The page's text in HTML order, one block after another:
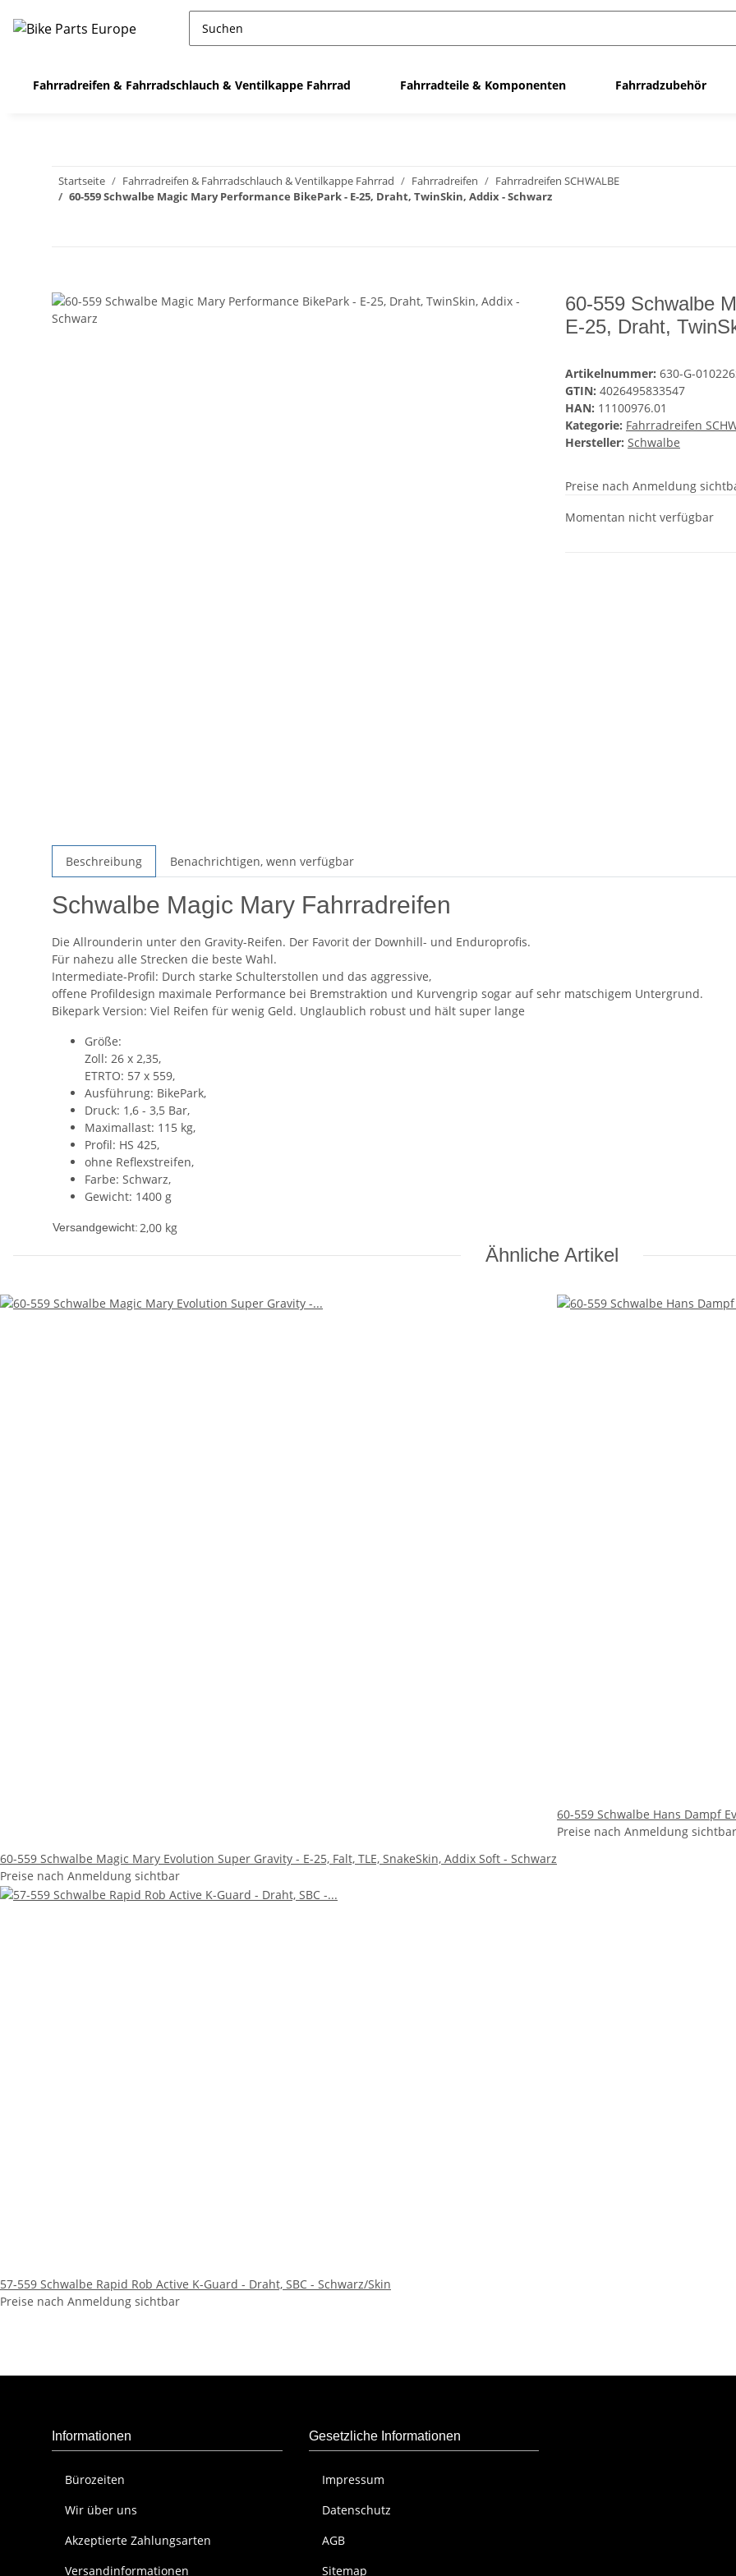
Fahrradreifen & Fahrradschlauch & Ventilkappe Fahrrad Fahrradteile & Komponenten Fahrradzubehör
Startseite Fahrradreifen & Fahrradschlauch & Ventilkappe Fahrrad Fahrradreifen
Fahrradreifen SCHWALBE
60-559 Schwalbe Magic Mary Performance BikePark - E-25, Draht, TwinSkin, Addix - Schwarz
60-559 Schwalbe
E-25, Draht,
Artikelnummer: 630-G-
GTIN: 4026495833547
HAN: 11100976.01
Kategorie: Fahrradreifen
Hersteller: Schwalbe
Preise nach Anmeldung
Momentan nicht verfügbar
Beschreibung Benachrichtigen, wenn verfügbar
Schwalbe Magic Mary Fahrradreifen
Die Allrounderin unter den Gravity-Reifen. Der Favorit der Downhill- und Enduroprofis.
Für nahezu alle Strecken die beste Wahl.
Intermediate-Profil: Durch starke Schulterstollen und das aggressive,
offene Profildesign maximale Performance bei Bremstraktion und Kurvengrip sogar auf sehr matschigem Untergrund.
Bikepark Version: Viel Reifen für wenig Geld. Unglaublich robust und hält super lange
Größe:
Zoll: 26 x 2,35,
ETRTO: 57 x 559,
Ausführung: BikePark,
Druck: 1,6 - 3,5 Bar,
Maximallast: 115 kg,
Profil: HS 425,
ohne Reflexstreifen,
Farbe: Schwarz,
Gewicht: 1400 g
Versandgewicht:2,00 kg
Ähnliche Artikel
60-559 Schwalbe Magic Mary Evolution Super Gravity - E-25, Falt, TLE, SnakeSkin, Addix Soft - Schwarz
Preise nach Anmeldung sichtbar
60-559 Schwalbe Hans Dampf
Preise nach Anmeldung sichtbar
57-559 Schwalbe Rapid Rob Active K-Guard - Draht, SBC - Schwarz/Skin
Preise nach Anmeldung sichtbar
Informationen
Bürozeiten
Wir über uns
Akzeptierte Zahlungsarten
Versandinformationen
Gesetzliche Informationen
Impressum
Datenschutz
AGB
Sitemap